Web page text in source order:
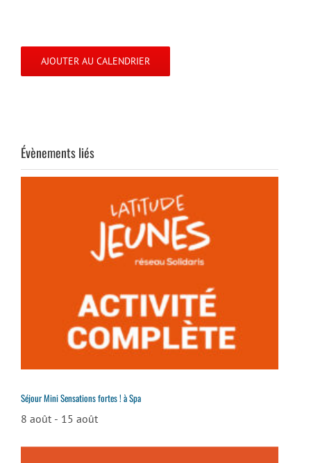
AJOUTER AU CALENDRIER
Évènements liés
Séjour Mini Sensations fortes ! à Spa
8 août - 15 août